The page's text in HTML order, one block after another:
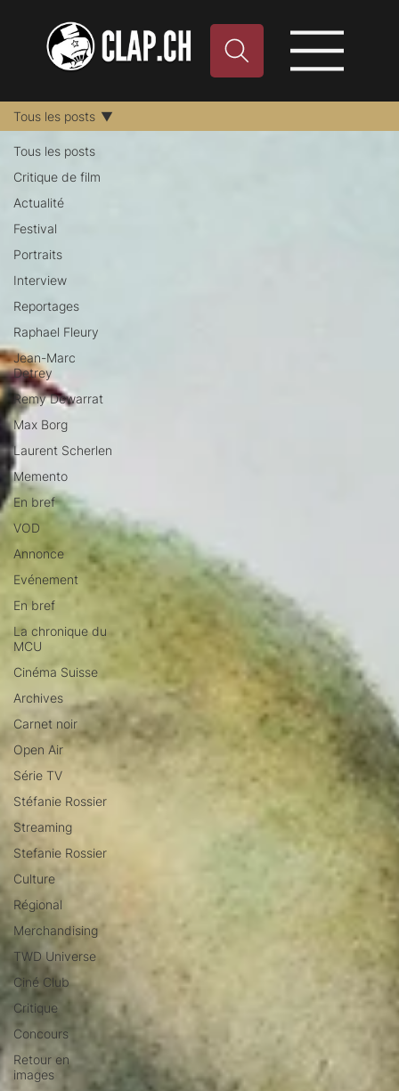
Tous les posts
Critique de film
Actualité
Festival
Portraits
Interview
Reportages
Raphael Fleury
Jean-Marc
Detrey
Remy Dewarrat
Max Borg
Laurent Scherlen
Memento
En bref
VOD
Annonce
Evénement
En bref
La chronique du
MCU
Cinéma Suisse
Archives
Carnet noir
Open Air
Série TV
Stéfanie Rossier
Streaming
Stefanie Rossier
Culture
Régional
Merchandising
TWD Universe
Ciné Club
Critique
Concours
Retour en
images
Tous les posts